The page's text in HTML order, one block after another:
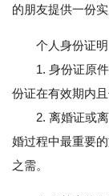
的朋友提供一份实
个人身份证明
1. 身份证原件
份证在有效期内且
2. 离婚证或离
婚过程中最重要
之需。